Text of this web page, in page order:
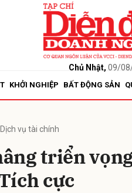
Chủ Nhật, 09/
KHỞI NGHIỆP BẤT ĐỘNG SẢN
Dịch vụ tài chính
triển
cực